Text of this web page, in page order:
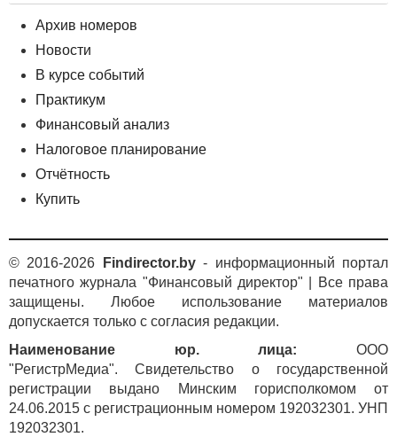
Архив номеров
Новости
В курсе событий
Практикум
Финансовый анализ
Налоговое планирование
Отчётность
Купить
© 2016-2026 Findirector.by- информационный портал
печатного журнала "Финансовый директор" | Все права
защищены. Любое использование материалов
допускается только с согласия редакции.
Наименование юр. лица: ООО
"РегистрМедиа". Свидетельство о государственной
регистрации выдано Минским горисполкомом от
24.06.2015 с регистрационным номером 192032301. УНП
192032301.